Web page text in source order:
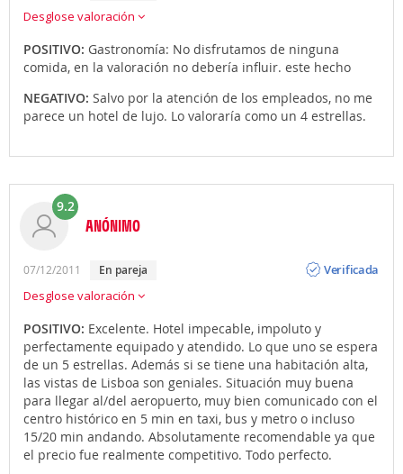
Desglose valoración
POSITIVO: Gastronomía: No disfrutamos de ninguna
comida, en la valoración no debería influir. este hecho
NEGATIVO: Salvo por la atención de los empleados, no me
parece un hotel de lujo. Lo valoraría como un 4 estrellas.
9.2
ANÓNIMO
07/12/2011 en pareja
Verificada
Desglose valoración
POSITIVO: Excelente. Hotel impecable, impoluto y
perfectamente equipado y atendido. Lo que uno se espera
de un 5 estrellas. Además si se tiene una habitación alta,
las vistas de Lisboa son geniales. Situación muy buena
para llegar al/del aeropuerto, muy bien comunicado con el
centro histórico en 5 min en taxi, bus y metro o incluso
15/20 min andando. Absolutamente recomendable ya que
el precio fue realmente competitivo. Todo perfecto.